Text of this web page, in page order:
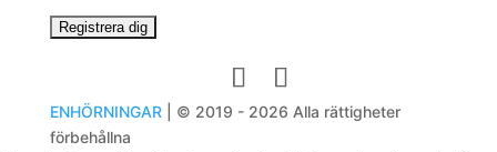
ENHÖRNINGAR| © 2019 - 2026 Alla rättigheter
förbehållna